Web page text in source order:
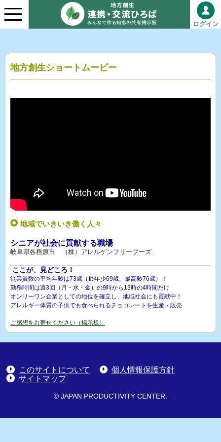
ログイン
地方創生ショートムービー
地域でいきいき働く人々
シニアが社会に貢献する職場
岐阜県各務原市 （株）アレルゲンフリーフーズ
ここが、見どころ！
従業員数の平均年齢は73歳（最年少69歳、最高齢76歳）！
勤務時間は週3回（月・水・金）の9時から13時の4時間だけ
オンリーワン企業としての地位を確立し、地域社会にも貢献中！
アレルギー体質の子供でも食べられるチョコレートを生産・販売
ご感想をお寄せください（掲示板）
このサイトについて
個人情報保護方針
サイトマップ
© JAPAN PRODUCTIVITY CENTER.